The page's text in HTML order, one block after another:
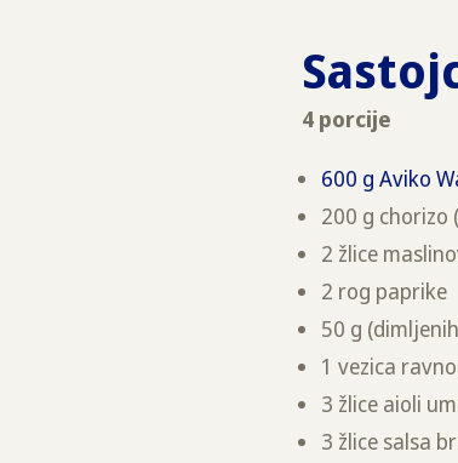
4 porcije
600 g Aviko
200 g chorizo
2 žlice
2 rog paprike
50 g
1 vezica
3 žlice aioli
3 žlice salsa